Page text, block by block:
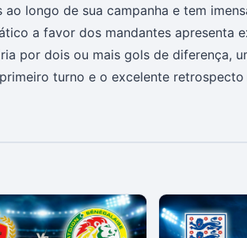
longo de sua campanha e tem
a favor dos mandantes apresenta
por dois ou mais gols de diferença,
turno e o excelente retrospecto